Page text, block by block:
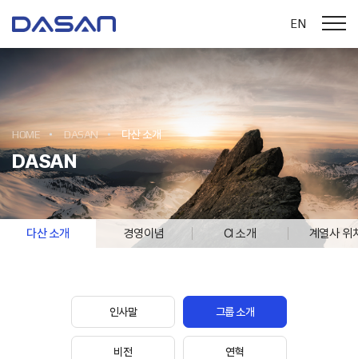
EN
HOME DASAN 다산 소개
DASAN
다산 소개 경영이념 CI 소개 계열사 위
인사말 그룹 소개
비전 연혁